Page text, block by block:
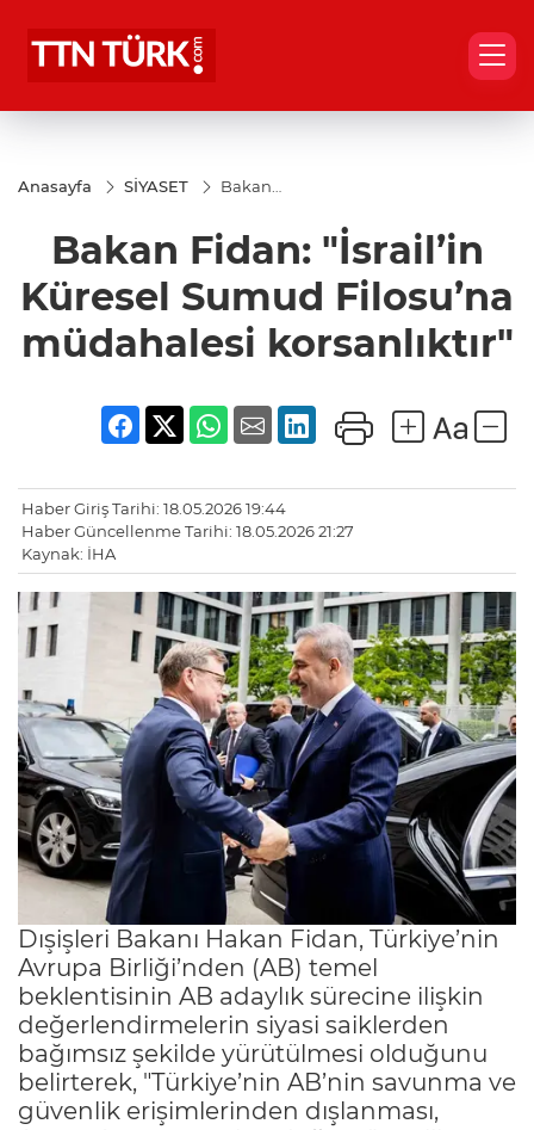
Anasayfa SİYASET
Bakan
Küresel
Sumud
müdahalesi
Bakan Fidan: "İsrail’in
Küresel Sumud Filosu’na
müdahalesi korsanlıktır"
Haber Giriş Tarihi: 18.05.2026 19:44
Haber Güncellenme Tarihi: 18.05.2026 21:27
Kaynak: İHA
Dışişleri Bakanı Hakan Fidan, Türkiye’nin
Avrupa Birliği’nden (AB) temel
beklentisinin AB adaylık sürecine ilişkin
değerlendirmelerin siyasi saiklerden
bağımsız şekilde yürütülmesi olduğunu
belirterek, "Türkiye’nin AB’nin savunma ve
güvenlik erişimlerinden dışlanması,